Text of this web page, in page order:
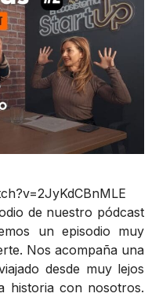
de nuestro pódcast
un episodio muy
Nos acompaña una
desde muy lejos
historia con nosotros.